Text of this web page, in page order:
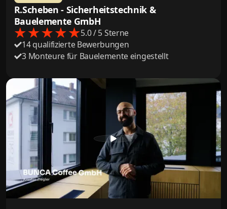
R.Scheben - Sicherheitstechnik &
Bauelemente GmbH
5.0 / 5 Sterne
14 qualifizierte Bewerbungen
3 Monteure für Bauelemente eingestellt